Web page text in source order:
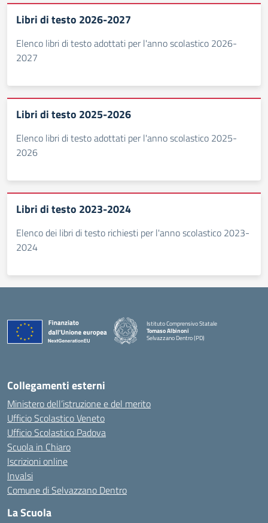
Libri di testo 2026-2027
Elenco libri di testo adottati per l'anno scolastico 2026-
2027
Libri di testo 2025-2026
Elenco libri di testo adottati per l'anno scolastico 2025-
2026
Libri di testo 2023-2024
Elenco dei libri di testo richiesti per l'anno scolastico 2023-
2024
Istituto Comprensivo Statale
Tomaso Albinoni
Selvazzano Dentro (PD)
Collegamenti esterni
Ministero dell’istruzione e del merito
Ufficio Scolastico Veneto
Ufficio Scolastico Padova
Scuola in Chiaro
Iscrizioni online
Invalsi
Comune di Selvazzano Dentro
La Scuola